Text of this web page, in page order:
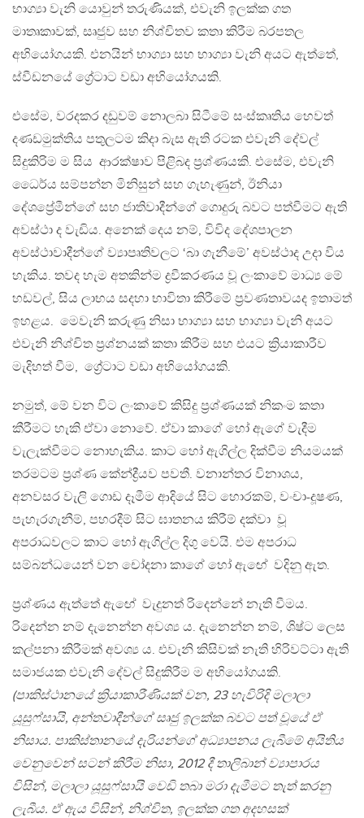
භාග්‍යා වැනි යොවුන් තරුණියක්, එවැනි ඉලක්ක ගත
මාතෘකාවක්, සෘජුව සහ නිශ්චිතව කතා කිරීම බරපතල
අභියෝගයකි. එනයින් භාග්‍යා සහ භාග්‍යා වැනි අයට ඇත්තේ,
ස්වීඩනයේ ග්‍රේටාට වඩා අභියෝගයකි.
එසේම, වරදකර දඩුවම් නොලබා සිටීමේ සංස්කෘතිය හෙවත්
දණඩමුක්තිය පතුලටම කිදා බැස ඇති රටක එවැනි දේවල්
සිදුකිරිම ම සිය ආරක්ෂාව පිළිබද ප්‍රශ්ණයකි. එසේම, එවැනි
ධෛර්ය සම්පන්න මිනිසුන් සහ ගැහැණුන්, ඊනියා
දේශප්‍රේමීන්ගේ සහ ජාතිවාදීන්ගේ ගොදුරු බවට පත්වීමට ඇති
අවස්ථා ද වැඩිය. අනෙක් දෙය නම්, විවිද දේශපාලන
අවස්ථාවාදීන්ගේ ව්‍යාපෘතිවලට ‘බා ගැනීමේ’ අවස්ථාද උදා විය
හැකිය. තවද හැම අතකින්ම ද්‍රවීකරණය වූ ලංකාවේ මාධ්‍ය මේ
හඩවල්, සිය ලාභය සදහා භාවිතා කිරීමේ ප්‍රවණතාවයද ඉතාමත්
ඉහළය. මෙවැනි කරුණු නිසා භාග්‍යා සහ භාග්‍යා වැනි අයට
එවැනි නිශ්චිත ප්‍රශ්නයක් කතා කිරීම සහ එයට ක්‍රියාකාරීව
මැදිහත් වීම, ග්‍රේටාට වඩා අභියෝගයකි.
නමුත්, මේ වන විට ලංකාවේ කිසිදු ප්‍රශ්ණයක් නිකංම කතා
කීරීමට හැකි ඒවා නොවේ. ඒවා කාගේ හෝ ඇගේ වැදීම
වැලැක්වීමට නොහැකිය. කාට හෝ ඇගිල්ල දික්වීම නියමයක්
තරමටම ප්‍රශ්ණ කේන්ද්‍රීයව පවතී. වනාන්තර විනාශය,
අනවසර වැලි ගොඩ දෑමීම ආදියේ සිට හොරකම්, වංචා-දූෂණ,
පැහැරගැනීම්, පහරදීම් සිට ඝාතනය කිරීම් දක්වා වූ
අපරාධවලට කාට හෝ ඇගිල්ල දිගු වෙයි. එම අපරාධ
සම්බන්ධයෙන් වන චෝදනා කාගේ හෝ ඇඟේ වදිනු ඇත.
ප්‍රශ්ණය ඇත්තේ ඇඟේ වැදුනත් රිදෙන්නේ නැති වීමය.
රිදෙන්න නම් දැනෙන්න අවශ්‍ය ය. දැනෙන්න නම්, ශිෂ්ට ලෙස
කල්පනා කිරීමක් අවශ්‍ය ය. එවැනි කිසිවක් නැති හිරිවට්ටා ඇති
සමාජයක එවැනි දේවල් සිදුකිරීම ම අභියෝගයකි.
(පාකිස්ථානයේ ක්‍රියාකාරීණියක් වන, 23 හැවිරිදි මලාලා
යූසුෆ්සායි, අන්තවාදීන්ගේ සෘජු ඉලක්ක බවට පත් වූයේ ඒ
නිසාය. පාකිස්තානයේ දැරියන්ගේ අධ්‍යාපනය ලැබීමේ අයිතිය
වෙනුවෙන් සටන් කිරීම නිසා, 2012 දී තාලිබාන් ව්‍යාපාරය
විසින්, මලාලා යූසුෆ්සායි වෙඩි තබා මරා දැමීමට තැත් කරනු
ලැබීය. ඒ ඇය විසින්, නිශ්චිත, ඉලක්ක ගත අදහසක්